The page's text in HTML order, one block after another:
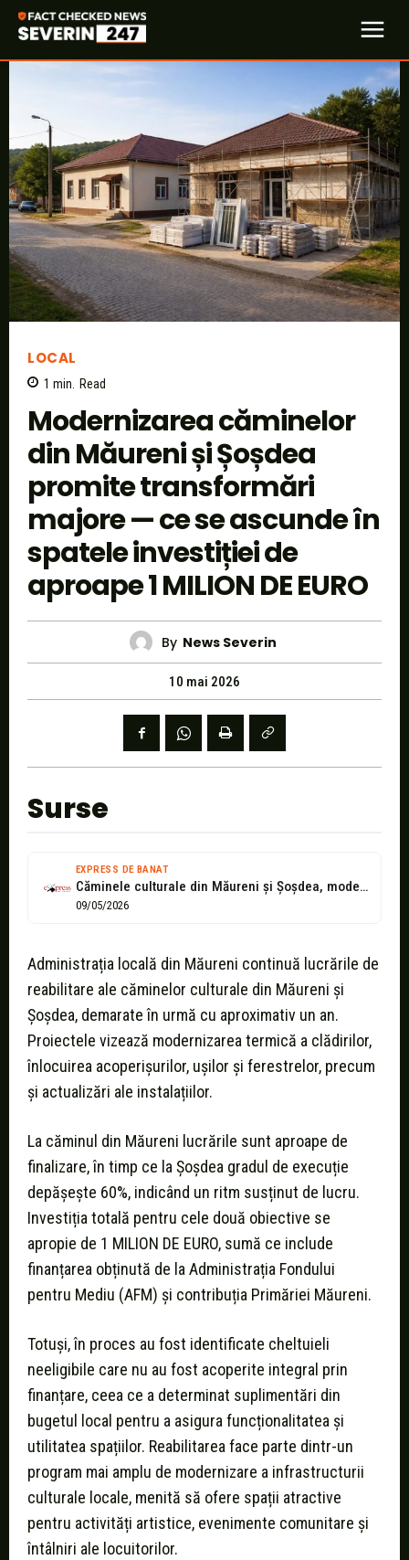
LOCAL
1 min. Read
Modernizarea căminelor
din Măureni și Șoșdea
promite transformări
majore — ce se ascunde în
spatele investiției de
aproape 1 MILION DE EURO
By News Severin
10 mai 2026
Surse
EXPRESS DE BANAT
Căminele culturale din Măureni și Șoșdea, modernizate printr-o investiție de aproape un...
09/05/2026
Administrația locală din Măureni continuă lucrările de
reabilitare ale căminelor culturale din Măureni și
Șoșdea, demarate în urmă cu aproximativ un an.
Proiectele vizează modernizarea termică a clădirilor,
înlocuirea acoperișurilor, ușilor și ferestrelor, precum
și actualizări ale instalațiilor.
La căminul din Măureni lucrările sunt aproape de
finalizare, în timp ce la Șoșdea gradul de execuție
depășește 60%, indicând un ritm susținut de lucru.
Investiția totală pentru cele două obiective se
apropie de 1 MILION DE EURO, sumă ce include
finanțarea obținută de la Administrația Fondului
pentru Mediu (AFM) și contribuția Primăriei Măureni.
Totuși, în proces au fost identificate cheltuieli
neeligibile care nu au fost acoperite integral prin
finanțare, ceea ce a determinat suplimentări din
bugetul local pentru a asigura funcționalitatea și
utilitatea spațiilor. Reabilitarea face parte dintr-un
program mai amplu de modernizare a infrastructurii
culturale locale, menită să ofere spații atractive
pentru activități artistice, evenimente comunitare și
întâlniri ale locuitorilor.